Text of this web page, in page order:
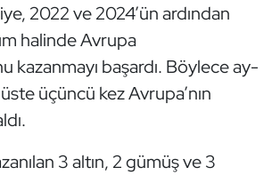
2022 ve 2024’ün ardından
halinde Avrupa
kazanmayı başardı. Böylece ay-
üste üçüncü kez Avrupa’nın
3 altın, 2 gümüş ve 3
Sporcular